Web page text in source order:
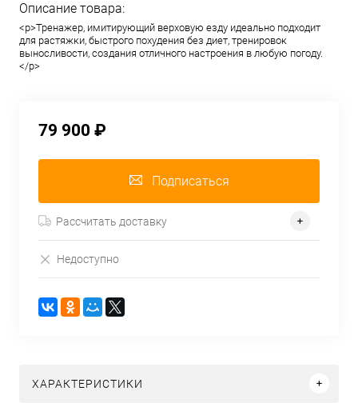
Описание товара:
<p>Тренажер, имитирующий верховую езду идеально подходит
для растяжки, быстрого похудения без диет, тренировок
выносливости, создания отличного настроения в любую погоду.
</p>
79 900 ₽
Подписаться
Рассчитать доставку
Недоступно
ХАРАКТЕРИСТИКИ